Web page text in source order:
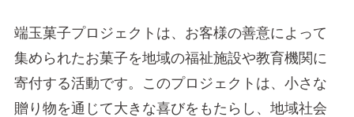
端玉菓子プロジェクトは、お客様の善意によって
集められたお菓子を地域の福祉施設や教育機関に
寄付する活動です。このプロジェクトは、小さな
贈り物を通じて大きな喜びをもたらし、地域社会